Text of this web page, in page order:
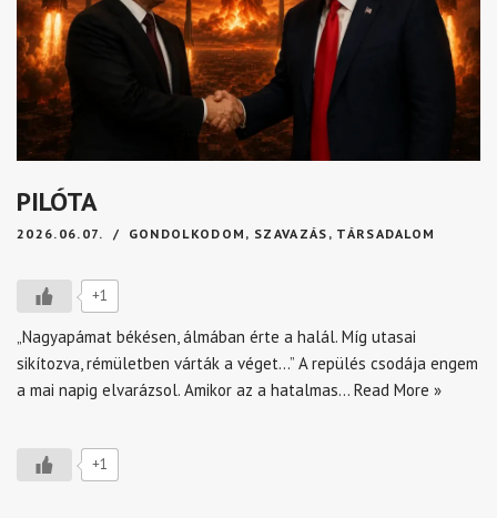
PILÓTA
2026.06.07. GONDOLKODOM , SZAVAZÁS , TÁRSADALOM
+1
„Nagyapámat békésen, álmában érte a halál. Míg utasai
sikítozva, rémületben várták a véget…” A repülés csodája engem
a mai napig elvarázsol. Amikor az a hatalmas… Read More »
+1